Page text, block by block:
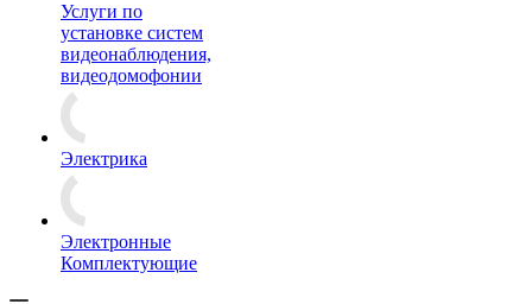
Услуги по
установке систем
видеонаблюдения,
видеодомофонии
Электрика
Электронные
Комплектующие